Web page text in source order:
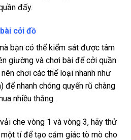
đấy.
cởi đồ
bạn có thể kiểm sát được tâm
giường và chơi bài để cởi quần
chơi các thể loại nhanh như
để nhanh chóng quyến rũ chàng
nhiều thắng.
che vòng 1 và vòng 3, hãy thử
tí để tạo cảm giác tò mò cho